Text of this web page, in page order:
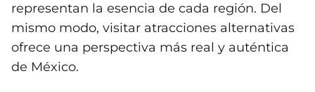
representan la esencia de cada región. Del
mismo modo, visitar atracciones alternativas
ofrece una perspectiva más real y auténtica
de México.